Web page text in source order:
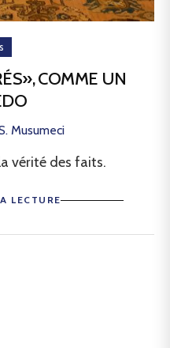
COMME UN
Musumeci
vérité des faits.
LECTURE